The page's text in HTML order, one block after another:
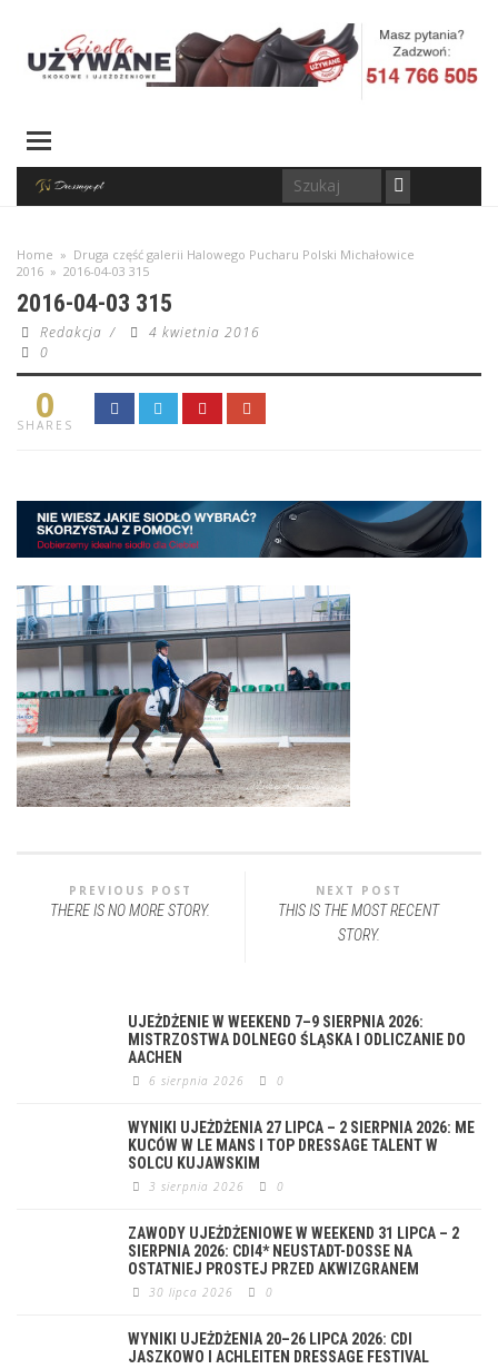
Home » Druga część galerii Halowego Pucharu Polski Michałowice
2016 » 2016-04-03 315
2016-04-03 315
Redakcja /
4 kwietnia 2016
0
0
SHARES
PREVIOUS POST
THERE IS NO MORE STORY.
NEXT POST
THIS IS THE MOST RECENT
STORY.
UJEŻDŻENIE W WEEKEND 7–9 SIERPNIA 2026:
MISTRZOSTWA DOLNEGO ŚLĄSKA I ODLICZANIE DO
AACHEN
6 sierpnia 2026 0
WYNIKI UJEŻDŻENIA 27 LIPCA – 2 SIERPNIA 2026: ME
KUCÓW W LE MANS I TOP DRESSAGE TALENT W
SOLCU KUJAWSKIM
3 sierpnia 2026 0
ZAWODY UJEŻDŻENIOWE W WEEKEND 31 LIPCA – 2
SIERPNIA 2026: CDI4* NEUSTADT-DOSSE NA
OSTATNIEJ PROSTEJ PRZED AKWIZGRANEM
30 lipca 2026 0
WYNIKI UJEŻDŻENIA 20–26 LIPCA 2026: CDI
JASZKOWO I ACHLEITEN DRESSAGE FESTIVAL